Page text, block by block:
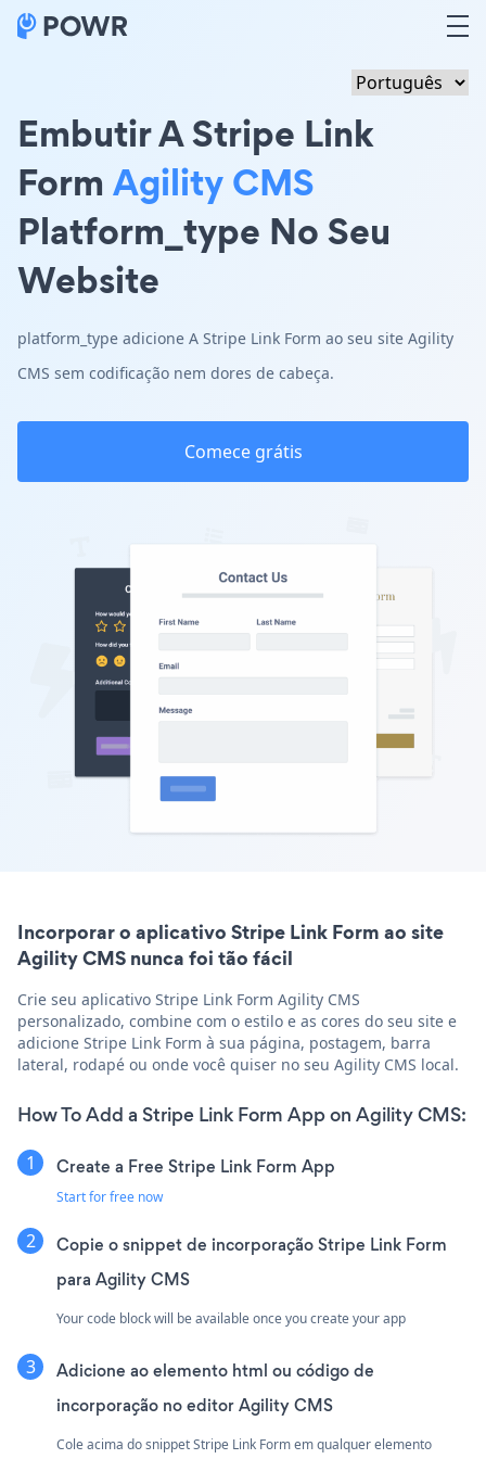
Embutir A Stripe Link
Form Agility CMS
Platform_type No Seu
Website
platform_type adicione A Stripe Link Form ao seu site Agility
CMS sem codificação nem dores de cabeça.
Comece grátis
Incorporar o aplicativo Stripe Link Form ao site
Agility CMS nunca foi tão fácil
Crie seu aplicativo Stripe Link Form Agility CMS
personalizado, combine com o estilo e as cores do seu site e
adicione Stripe Link Form à sua página, postagem, barra
lateral, rodapé ou onde você quiser no seu Agility CMS local.
How To Add a Stripe Link Form App on Agility CMS:
Create a Free Stripe Link Form App
Start for free now
Copie o snippet de incorporação Stripe Link Form
para Agility CMS
Your code block will be available once you create your app
Adicione ao elemento html ou código de
incorporação no editor Agility CMS
Cole acima do snippet Stripe Link Form em qualquer elemento